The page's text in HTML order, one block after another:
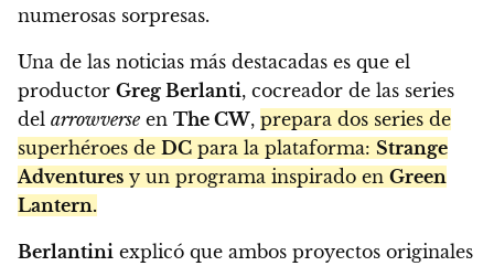
numerosas sorpresas.
Una de las noticias más destacadas es que el
productor Greg Berlanti, cocreador de las series
del arrowverse en The CW, prepara dos series de
superhéroes de DC para la plataforma: Strange
Adventures y un programa inspirado en Green
Lantern.
Berlantini explicó que ambos proyectos originales